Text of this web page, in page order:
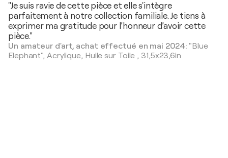
"Je suis ravie de cette pièce et elle s'intègre
parfaitement à notre collection familiale. Je tiens à
exprimer ma gratitude pour l’honneur d’avoir cette
pièce."
Un amateur d'art, achat effectué en mai 2024: "Blue
Elephant", Acrylique, Huile sur Toile , 31,5x23,6in